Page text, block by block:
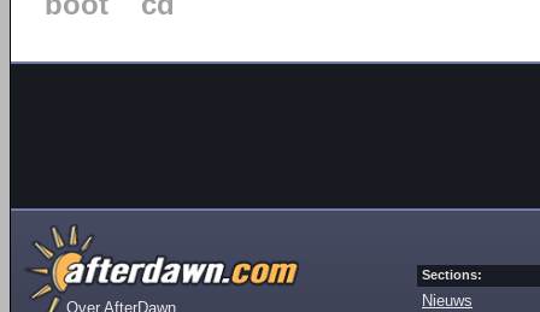
Over AfterDawn
Sections:
Nieuws